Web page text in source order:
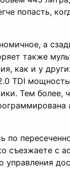
попасть,
а
также
как и у
TDI
Тем более,
по
съезжаете с
управления